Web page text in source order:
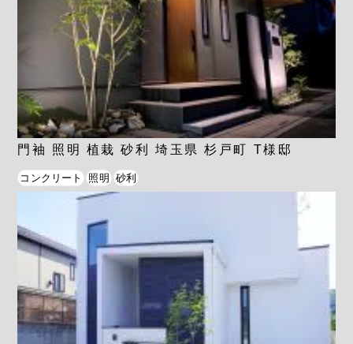
門袖 照明 植栽 砂利 埼玉県 杉戸町 T様邸
コンクリート 照明 砂利